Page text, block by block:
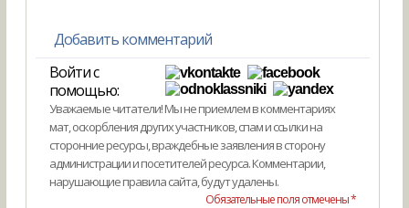
Добавить комментарий
Войти с
помощью:
Уважаемые читатели! Мы не приемлем в комментариях
мат, оскорбления других участников, спам и ссылки на
сторонние ресурсы, враждебные заявления в сторону
администрации и посетителей ресурса. Комментарии,
нарушающие правила сайта, будут удалены.
Обязательные поля отмечены *